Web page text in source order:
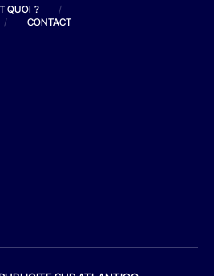
QUOI ?
/
/ CONTACT